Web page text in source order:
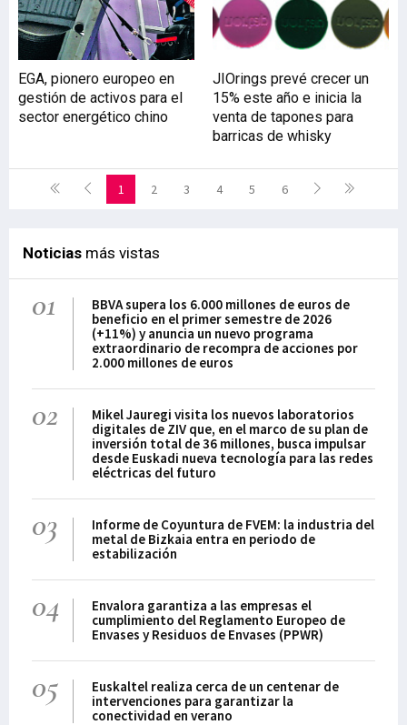
EGA, pionero europeo en
gestión de activos para el
sector energético chino
JIOrings prevé crecer un
15% este año e inicia la
venta de tapones para
barricas de whisky
1 2 3 4 5 6
Noticias más vistas
01
BBVA supera los 6.000 millones de euros de
beneficio en el primer semestre de 2026
(+11%) y anuncia un nuevo programa
extraordinario de recompra de acciones por
2.000 millones de euros
02
Mikel Jauregi visita los nuevos laboratorios
digitales de ZIV que, en el marco de su plan de
inversión total de 36 millones, busca impulsar
desde Euskadi nueva tecnología para las redes
eléctricas del futuro
03
Informe de Coyuntura de FVEM: la industria del
metal de Bizkaia entra en periodo de
estabilización
04
Envalora garantiza a las empresas el
cumplimiento del Reglamento Europeo de
Envases y Residuos de Envases (PPWR)
05
Euskaltel realiza cerca de un centenar de
intervenciones para garantizar la
conectividad en verano